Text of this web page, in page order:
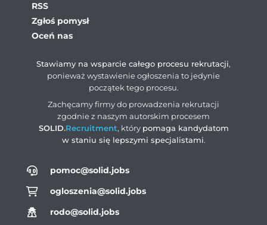
pomoc@solid.jobs
ogloszenia@solid.jobs
rodo@solid.jobs
RSS
Zgłoś pomysł
Oceń nas
Stawiamy na wsparcie całego procesu rekrutacji,
ponieważ wystawienie ogłoszenia to jedynie
początek tego procesu.
Zachęcamy firmy do prowadzenia rekrutacji
zgodnie z naszym autorskim procesem
SOLID.Recruitment, który pomaga kandydatom
w staniu się lepszymi specjalistami.